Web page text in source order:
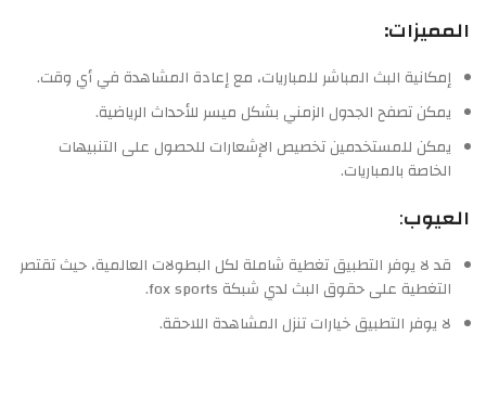
المميزات:
إمكانية البث المباشر للمباريات، مع إعادة المشاهدة في أي وقت.
يمكن تصفح الجدول الزمني بشكل ميسر للأحداث الرياضية.
يمكن للمستخدمين تخصيص الإشعارات للحصول على التنبيهات
الخاصة بالمباريات.
العيوب:
قد لا يوفر التطبيق تغطية شاملة لكل البطولات العالمية، حيث تقتصر
التغطية على حقوق البث لدي شبكة fox sports.
لا يوفر التطبيق خيارات تنزل المشاهدة اللاحقة.